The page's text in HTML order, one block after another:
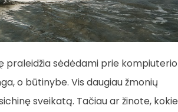
praleidžia sėdėdami prie kompiuterio
o būtinybe. Vis daugiau žmonių
sveikatą. Tačiau ar žinote, kokie